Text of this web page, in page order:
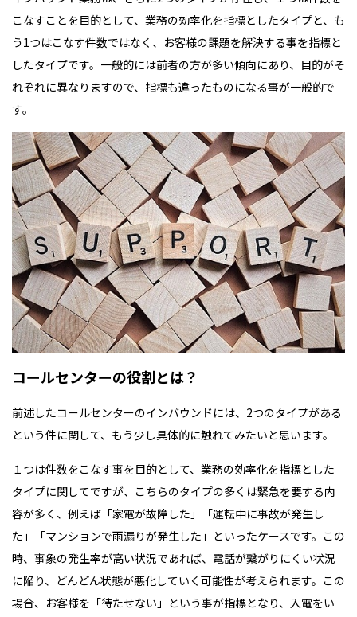
こなすことを目的として、業務の効率化を指標としたタイプと、も
う1つはこなす件数ではなく、お客様の課題を解決する事を指標と
したタイプです。一般的には前者の方が多い傾向にあり、目的がそ
れぞれに異なりますので、指標も違ったものになる事が一般的で
す。
コールセンターの役割とは？
前述したコールセンターのインバウンドには、2つのタイプがある
という件に関して、もう少し具体的に触れてみたいと思います。
１つは件数をこなす事を目的として、業務の効率化を指標とした
タイプに関してですが、こちらのタイプの多くは緊急を要する内
容が多く、例えば「家電が故障した」「運転中に事故が発生し
た」「マンションで雨漏りが発生した」といったケースです。この
時、事象の発生率が高い状況であれば、電話が繋がりにくい状況
に陥り、どんどん状態が悪化していく可能性が考えられます。この
場合、お客様を「待たせない」という事が指標となり、入電をい